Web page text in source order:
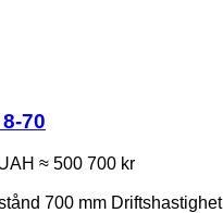
70
≈ 500 700 kr
700 mm Driftshastighet